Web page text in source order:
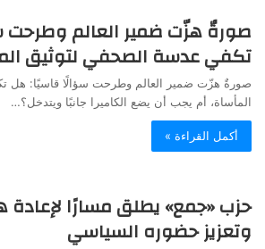
صورةٌ هزّت ضمير العالم وطرحت
تكفي عدسة الصحفي لتوثيق
صورةٌ هزّت ضمير العالم وطرحت سؤالًا قاسيًا: هل
المأساة، أم يجب أن يضع الكاميرا جانبًا ويتدخل؟…
أكمل القراءة »
حزب «جمع» يطلق مسارًا لإعادة
وتعزيز حضوره السياسي